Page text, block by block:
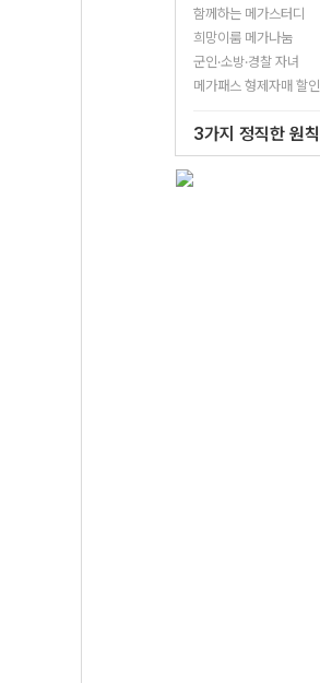
함께하는 메가스터디
희망이룸 메가나눔
군인·소방·경찰 자녀
메가패스 형제자매 할인
3가지 정직한 원칙